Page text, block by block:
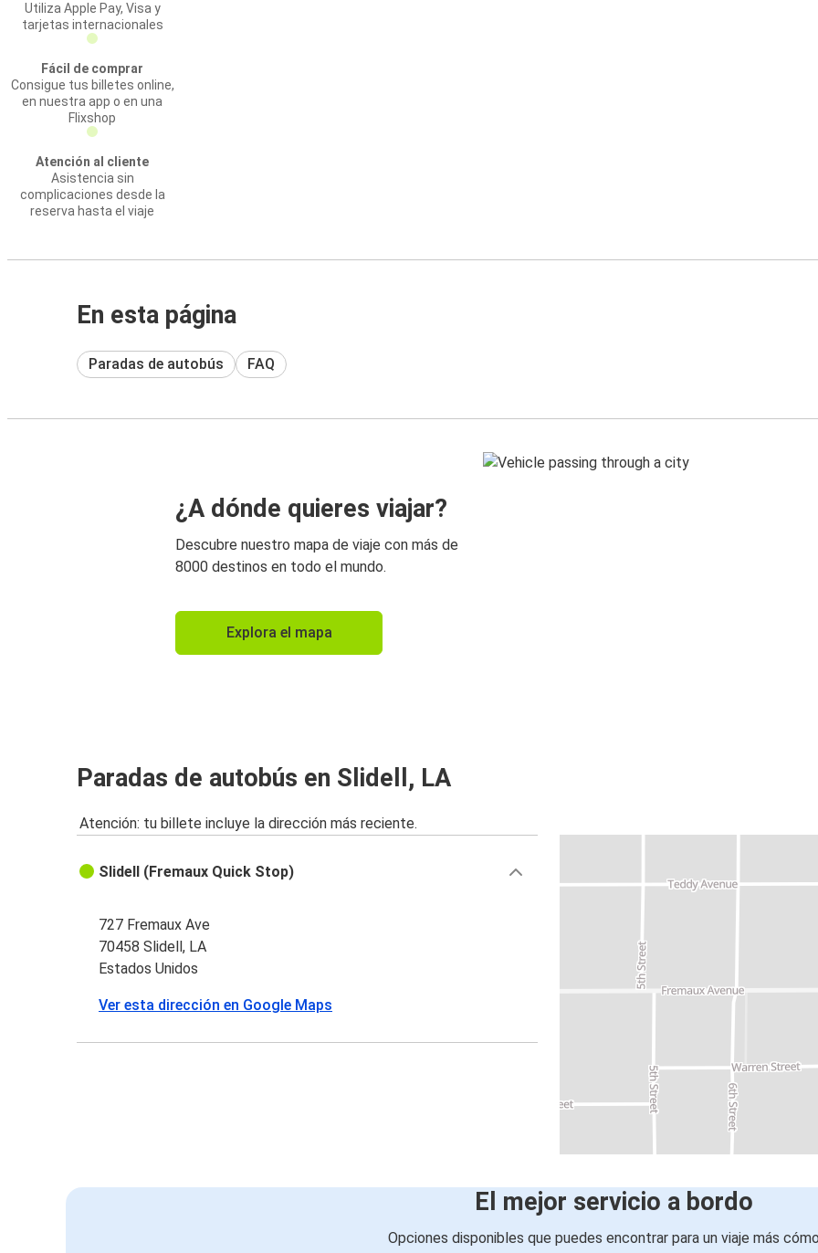
Utiliza Apple Pay, Visa y
tarjetas internacionales
Fácil de comprar
Consigue tus billetes online,
en nuestra app o en una
Flixshop
Atención al cliente
Asistencia sin
complicaciones desde la
reserva hasta el viaje
En esta página
Paradas de autobús FAQ
¿A dónde quieres viajar?
Descubre nuestro mapa de viaje con más de
8000 destinos en todo el mundo.
Explora el mapa
Paradas de autobús en Slidell, LA
Atención: tu billete incluye la dirección más reciente.
Slidell (Fremaux Quick Stop)
727 Fremaux Ave
70458 Slidell, LA
Estados Unidos
Ver esta dirección en Google Maps
El mejor servicio a bordo
Opciones disponibles que puedes encontrar para un viaje más